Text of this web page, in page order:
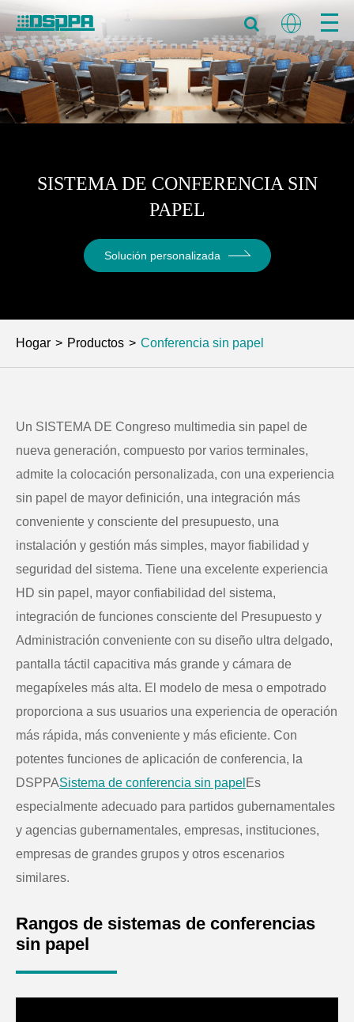
SISTEMA DE CONFERENCIA SIN
PAPEL
Solución personalizada
Hogar Productos Conferencia sin papel
Un SISTEMA DE Congreso multimedia sin papel de
nueva generación, compuesto por varios terminales,
admite la colocación personalizada, con una experiencia
sin papel de mayor definición, una integración más
conveniente y consciente del presupuesto, una
instalación y gestión más simples, mayor fiabilidad y
seguridad del sistema. Tiene una excelente experiencia
HD sin papel, mayor confiabilidad del sistema,
integración de funciones consciente del Presupuesto y
Administración conveniente con su diseño ultra delgado,
pantalla táctil capacitiva más grande y cámara de
megapíxeles más alta. El modelo de mesa o empotrado
proporciona a sus usuarios una experiencia de operación
más rápida, más conveniente y más eficiente. Con
potentes funciones de aplicación de conferencia, la
DSPPASistema de conferencia sin papel Es
especialmente adecuado para partidos gubernamentales
y agencias gubernamentales, empresas, instituciones,
empresas de grandes grupos y otros escenarios
similares.
Rangos de sistemas de conferencias
sin papel